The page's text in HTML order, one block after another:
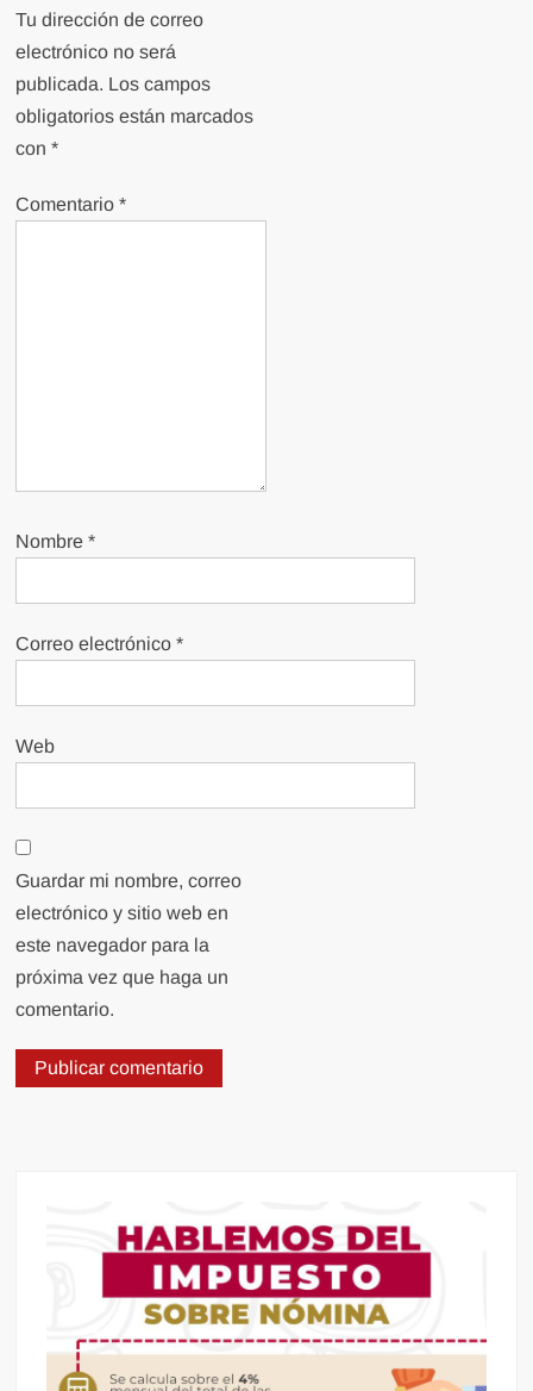
Tu dirección de correo
electrónico no será
publicada. Los campos
obligatorios están marcados
con*
Comentario*
Nombre*
Correo electrónico*
Web
Guardar mi nombre, correo
electrónico y sitio web en
este navegador para la
próxima vez que haga un
comentario.